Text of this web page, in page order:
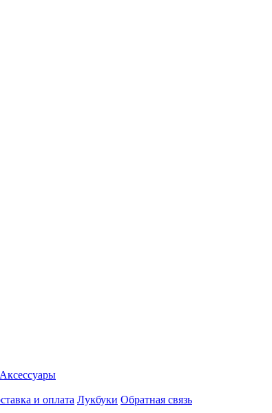
Аксесcуары
и оплата Лукбуки Обратная связь